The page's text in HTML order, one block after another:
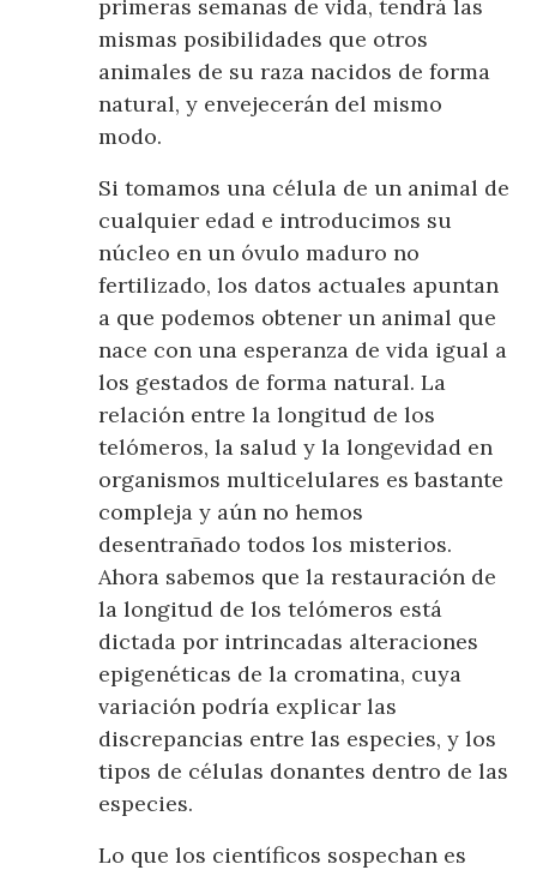
primeras semanas de vida, tendrá las
mismas posibilidades que otros
animales de su raza nacidos de forma
natural, y envejecerán del mismo
modo.
Si tomamos una célula de un animal de
cualquier edad e introducimos su
núcleo en un óvulo maduro no
fertilizado, los datos actuales apuntan
a que podemos obtener un animal que
nace con una esperanza de vida igual a
los gestados de forma natural. La
relación entre la longitud de los
telómeros, la salud y la longevidad en
organismos multicelulares es bastante
compleja y aún no hemos
desentrañado todos los misterios.
Ahora sabemos que la restauración de
la longitud de los telómeros está
dictada por intrincadas alteraciones
epigenéticas de la cromatina, cuya
variación podría explicar las
discrepancias entre las especies, y los
tipos de células donantes dentro de las
especies.
Lo que los científicos sospechan es